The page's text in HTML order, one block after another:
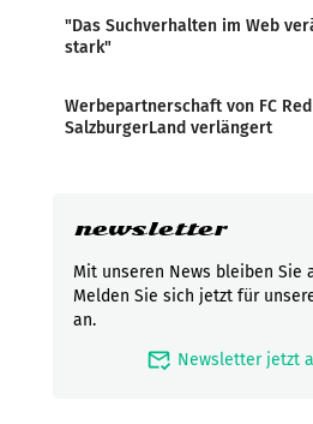
"Das Suchverhalten im Web
stark"
Werbepartnerschaft von FC
SalzburgerLand verlängert
newsletter
Mit unseren News bleiben Sie
Melden Sie sich jetzt für
an.
mark_email_read Newsletter jetzt